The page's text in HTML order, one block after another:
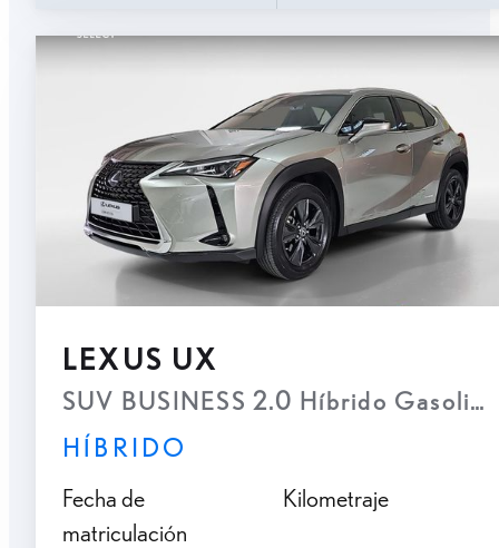
LEXUS UX
SUV BUSINESS 2.0 Híbrido
HÍBRIDO
Fecha de
matriculación
Kilometraje